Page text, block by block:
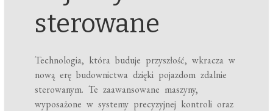
sterowane
Technologia, która buduje przyszłość, wkracza w
nową erę budownictwa dzięki pojazdom zdalnie
sterowanym. Te zaawansowane maszyny,
wyposażone w systemy precyzyjnej kontroli oraz